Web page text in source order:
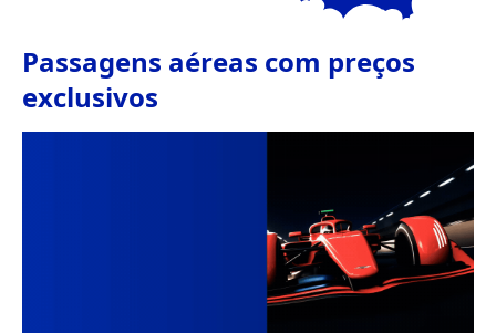
Passagens aéreas com preços
exclusivos